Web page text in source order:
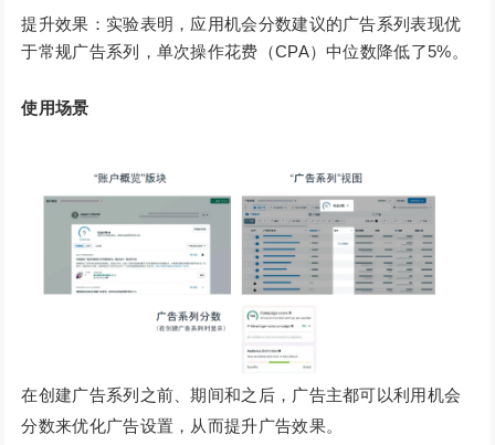
提升效果：实验表明，应用机会分数建议的广告系列表现优
于常规广告系列，单次操作花费（CPA）中位数降低了5%。
使用场景
在创建广告系列之前、期间和之后，广告主都可以利用机会
分数来优化广告设置，从而提升广告效果。